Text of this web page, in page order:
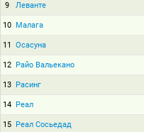
9 Леванте
10 Малага
11 Осасуна
12 Райо Вальекано
13 Расинг
14 Реал
15 Реал Сосьедад